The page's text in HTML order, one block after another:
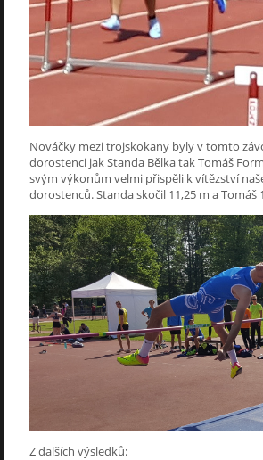
Nováčky mezi trojskokany byly v tomto
dorostenci jak Standa Bělka tak Tomáš
svým výkonům velmi přispěli k vítězství
dorostenců. Standa skočil 11,25 m a Tomáš
Z dalších výsledků: